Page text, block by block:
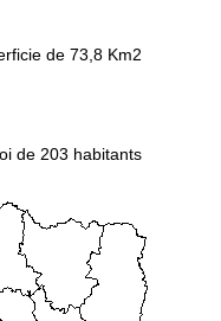
de 73,8 Km2
de 203 habitants